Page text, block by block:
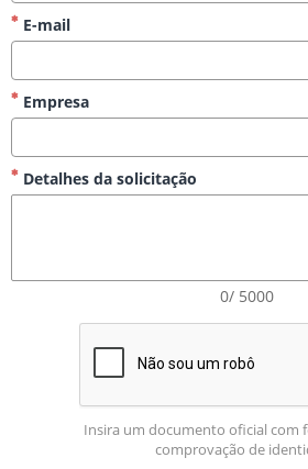
E-mail
Empresa
Detalhes da solicitação
0/ 5000
Insira um documento oficial com
comprovação de